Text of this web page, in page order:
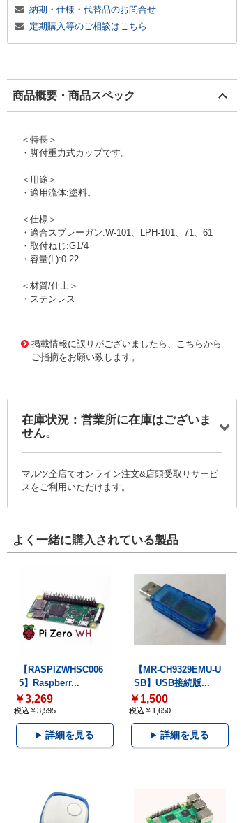
納期・仕様・代替品のお問合せ
定期購入等のご相談はこちら
商品概要・商品スペック
＜特長＞
・脚付重力式カップです。
＜用途＞
・適用流体:塗料。
＜仕様＞
・適合スプレーガン:W-101、LPH-101、71、61
・取付ねじ:G1/4
・容量(L):0.22
＜材質/仕上＞
・ステンレス
掲載情報に誤りがございましたら、こちらから
ご指摘をお願い致します。
在庫状況：営業所に在庫はございま
せん。
マルツ全店でオンライン注文&店頭受取りサービ
スをご利用いただけます。
よく一緒に購入されている製品
【RASPIZWHSC006
5】Raspberr...
￥3,269
税込￥3,595
詳細を見る
【MR-CH9329EMU-U
SB】USB接続版...
￥1,500
税込￥1,650
詳細を見る